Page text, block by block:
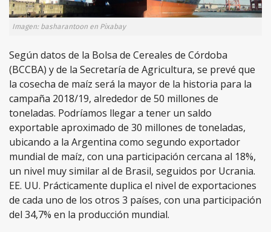
Imagen: basharantoon en Pixabay
Según datos de la Bolsa de Cereales de Córdoba
(BCCBA) y de la Secretaría de Agricultura, se prevé que
la cosecha de maíz será la mayor de la historia para la
campaña 2018/19, alrededor de 50 millones de
toneladas. Podríamos llegar a tener un saldo
exportable aproximado de 30 millones de toneladas,
ubicando a la Argentina como segundo exportador
mundial de maíz, con una participación cercana al 18%,
un nivel muy similar al de Brasil, seguidos por Ucrania.
EE. UU. Prácticamente duplica el nivel de exportaciones
de cada uno de los otros 3 países, con una participación
del 34,7% en la producción mundial.